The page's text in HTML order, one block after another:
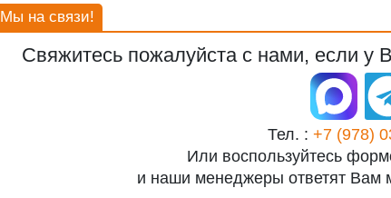
Мы на связи!
Свяжитесь пожалуйста с нами, если у
Тел. : +7 (978)
Или воспользуйтесь
и наши менеджеры ответят Вам